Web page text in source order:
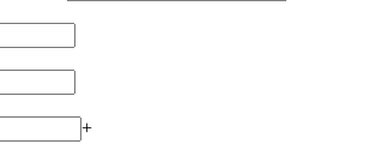
+